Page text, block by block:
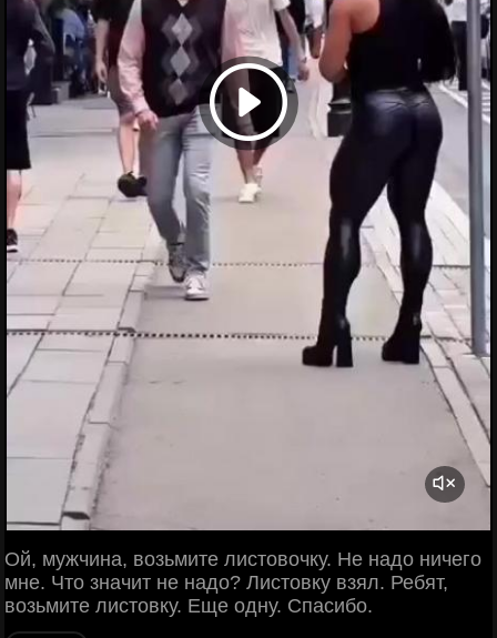
Ой, мужчина, возьмите листовочку. Не надо ничего
мне. Что значит не надо? Листовку взял. Ребят,
возьмите листовку. Еще одну. Спасибо.